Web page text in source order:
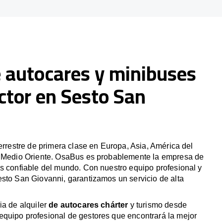
y minibuses
en Sesto San
de primera clase en Europa, Asia, América del
Oriente. OsaBus es probablemente la empresa de
confiable del mundo. Con nuestro equipo profesional y
San Giovanni, garantizamos un servicio de alta
de alquilerde autocares chárter y turismo desde
profesional de gestores que encontrará la mejor